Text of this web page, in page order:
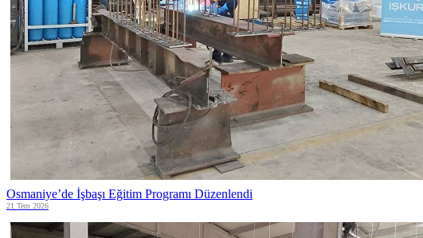
Osmaniye’de İşbaşı Eğitim Programı Düzenlendi
21 Tem 2026